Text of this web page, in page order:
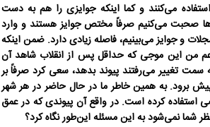
می‌کنند و کما اینکه جوایزی را هم به دست
صحبت می‌کنیم صرفاً مختص جوایز هستند و وارد
و جوایز می‌بینیم، فاصله زیادی دارد. ضمن اینکه
من این موجی که حداقل پس از انقلاب شاهد آن
سمت تغییر می‌رفتند پیوند بدهد، سعی کرد صرفاً بر
پیش برود. به همین خاطر ما در حال حاضر در هر شهر
استفاده کرده‌ است. در واقع آن پیوندی که در عمق
شما نمی‌شود به این مسئله این‌طور نگاه کرد؟